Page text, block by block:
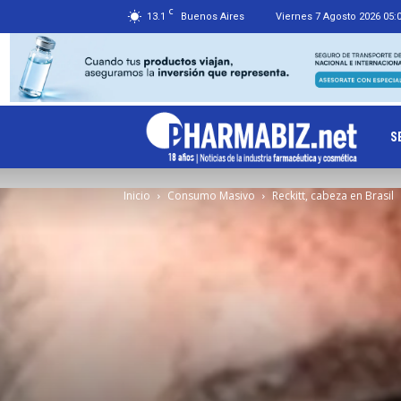
13.1 C Buenos Aires Viernes 7 Agosto 2026
Inicio Consumo Masivo Reckitt, cabeza en Brasil